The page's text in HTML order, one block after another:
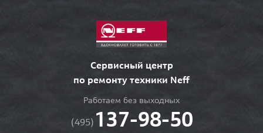
Сервисный центр
по ремонту техники Neff
Работаем без выходных
(495) 137-98-50